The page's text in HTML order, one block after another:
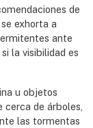
de
exhorta a
ante
la visibilidad es
u objetos
de árboles,
las tormentas